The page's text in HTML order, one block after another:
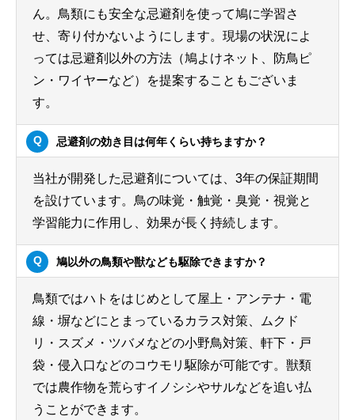
ん。鳥類にも安全な忌避剤を使って鳩に学習さ
せ、寄り付かないようにします。現場の状況によ
っては忌避剤以外の方法（鳩よけネット、防鳥ピ
ン・ワイヤーなど）を提案することもございま
す。
忌避剤の効き目は何年くらい持ちますか？
当社が開発した忌避剤については、3年の保証期間
を設けています。鳥の味覚・触覚・臭覚・視覚と
学習能力に作用し、効果が長く持続します。
鳩以外の鳥類や獣なども駆除できますか？
鳥類ではハトをはじめとして屋上・アンテナ・電
線・塀などにとまっているカラス対策、ムクド
リ・スズメ・ツバメなどの小野鳥対策、軒下・戸
袋・侵入口などのコウモリ駆除が可能です。獣類
では農作物を荒らすイノシシやサルなどを追い払
うことができます。